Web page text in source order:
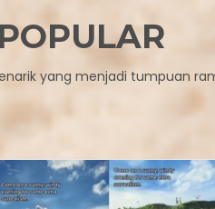
POPULAR
yang menjadi tumpuan